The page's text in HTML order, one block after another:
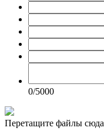
0/5000
Перетащите файлы сюда